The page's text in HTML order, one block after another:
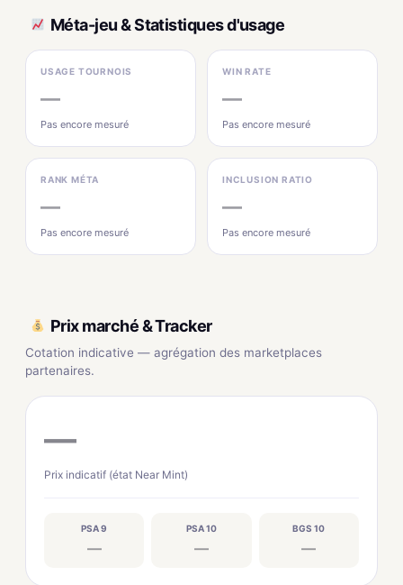
Méta-jeu & Statistiques d'usage
USAGE TOURNOIS
—
Pas encore mesuré
WIN RATE
—
Pas encore mesuré
RANK MÉTA
—
Pas encore mesuré
INCLUSION RATIO
—
Pas encore mesuré
Prix marché & Tracker
Cotation indicative — agrégation des marketplaces
partenaires.
—
Prix indicatif (état Near Mint)
PSA 9
—
PSA 10
—
BGS 10
—